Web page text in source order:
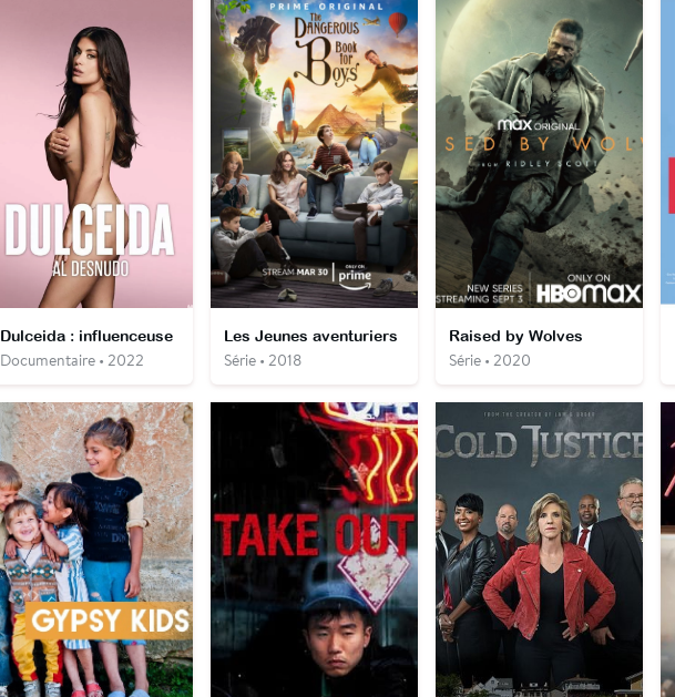
Dulceida : influenceuse
Documentaire • 2022
Les Jeunes aventuriers
Série • 2018
Raised by Wolves
Série • 2020